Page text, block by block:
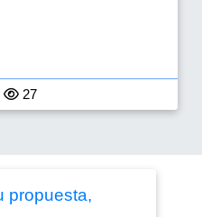
27
propuesta,